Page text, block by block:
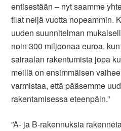
entisestään – nyt saamme
tilat neljä vuotta nopeammin.
uuden suunnitelman
noin 300 miljoonaa euroa,
sairaalan rakentumista jopa
meillä on ensimmäisen
varmistaa, että pääsemme
rakentamisessa eteenpäin.”
”A- ja B-rakennuksia